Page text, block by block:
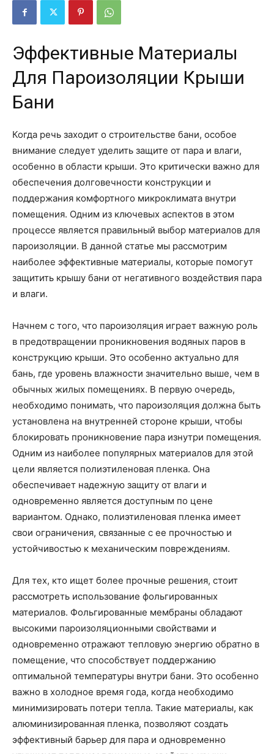
Эффективные Материалы
Для Пароизоляции Крыши
Бани
Когда речь заходит о строительстве бани, особое
внимание следует уделить защите от пара и влаги,
особенно в области крыши. Это критически важно для
обеспечения долговечности конструкции и
поддержания комфортного микроклимата внутри
помещения. Одним из ключевых аспектов в этом
процессе является правильный выбор материалов для
пароизоляции. В данной статье мы рассмотрим
наиболее эффективные материалы, которые помогут
защитить крышу бани от негативного воздействия пара
и влаги.
Начнем с того, что пароизоляция играет важную роль
в предотвращении проникновения водяных паров в
конструкцию крыши. Это особенно актуально для
бань, где уровень влажности значительно выше, чем в
обычных жилых помещениях. В первую очередь,
необходимо понимать, что пароизоляция должна быть
установлена на внутренней стороне крыши, чтобы
блокировать проникновение пара изнутри помещения.
Одним из наиболее популярных материалов для этой
цели является полиэтиленовая пленка. Она
обеспечивает надежную защиту от влаги и
одновременно является доступным по цене
вариантом. Однако, полиэтиленовая пленка имеет
свои ограничения, связанные с ее прочностью и
устойчивостью к механическим повреждениям.
Для тех, кто ищет более прочные решения, стоит
рассмотреть использование фольгированных
материалов. Фольгированные мембраны обладают
высокими пароизоляционными свойствами и
одновременно отражают тепловую энергию обратно в
помещение, что способствует поддержанию
оптимальной температуры внутри бани. Это особенно
важно в холодное время года, когда необходимо
минимизировать потери тепла. Такие материалы, как
алюминизированная пленка, позволяют создать
эффективный барьер для пара и одновременно